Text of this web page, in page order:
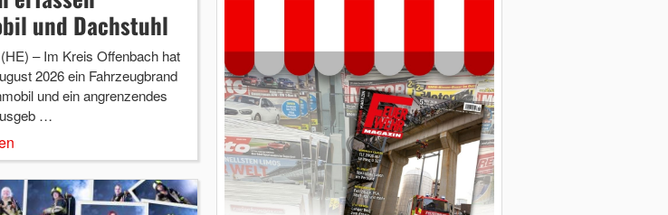
und Dachstuhl
– Im Kreis Offenbach hat
2026 ein Fahrzeugbrand
und ein angrenzendes
…